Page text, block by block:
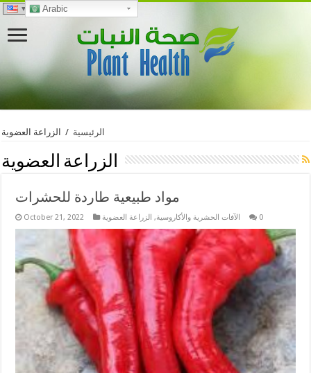
الرئيسية / الزراعة العضوية
الزراعة العضوية
مواد طبيعية طاردة للحشرات
October 21, 2022 الآفات الحشرية والأكاروسية, الزراعة العضوية 0
Arabic